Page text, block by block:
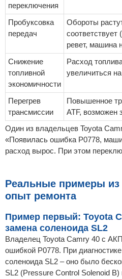
переключения
Пробуксовка
передач
Обороты
соответствует
ревет, машина
Снижение
топливной
экономичности
Расход
увеличиться
Перегрев
трансмиссии
Повышенное
ATF, возможен
Один из владельцев Toyota
«Появилась ошибка P0778,
расход вырос. При этом
Реальные примеры
опыт ремонта
Пример первый: Toyota
замена соленоида SL2
Владелец Toyota Camry 40 с
ошибкой P0778. При
соленоида SL2 – оно было
SL2 (Pressure Control Solenoid B)